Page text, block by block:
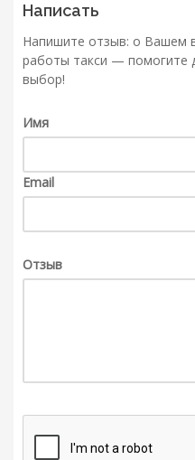
Написать
Напишите отзыв: о Вашем
работы такси — помогите
выбор!
Имя
Email
Отзыв